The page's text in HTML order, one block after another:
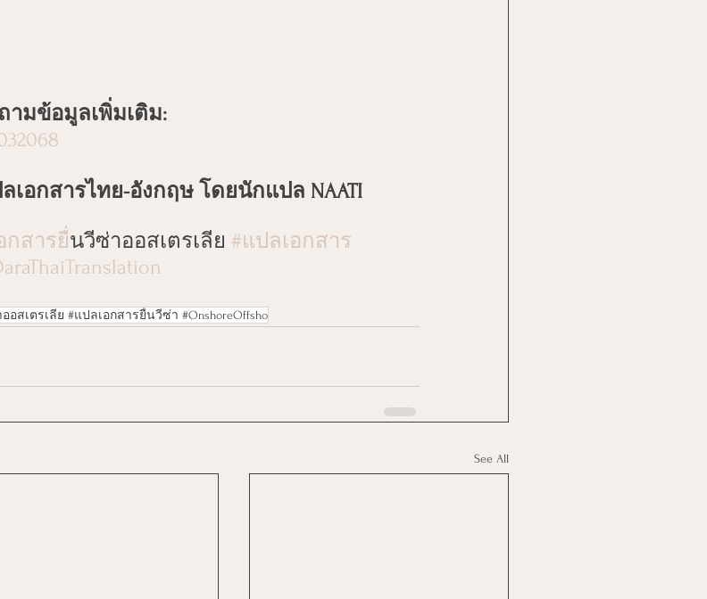
ามข้อมูลเพิ่มเติม:
ลเอกสารไทย-อังกฤษ โดยนักแปล NAATI
กสารยื่นวีซ่าออสเตรเลีย #แปลเอกสาร
สเตรเลีย #แปลเอกสารยื่นวีซ่า #OnshoreOffsho
See All